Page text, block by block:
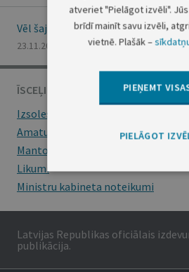
Vēl šajā numurā
23.11.2000., Nr. 423
ĪSCEĻI
Izsoles
Amatu konkursi
Mantojumu ziņas
Likumi
Ministru kabineta noteikumi
Latvijas Republikas oficiālais
publikācija.
atveriet "Pielāgot izvēli".
brīdī mainīt savu izvēli,
vietnē. Plašāk –
PIEŅEMT
PIELĀGOT